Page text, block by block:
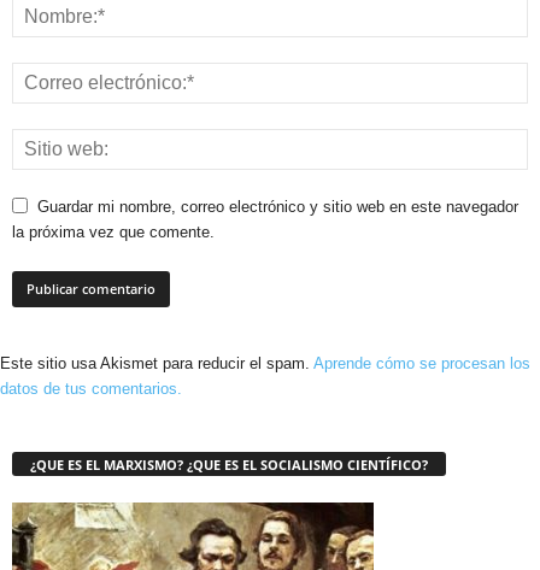
Guardar mi nombre, correo electrónico y sitio web en este navegador
la próxima vez que comente.
Este sitio usa Akismet para reducir el spam. Aprende cómo se procesan los
datos de tus comentarios.
¿QUE ES EL MARXISMO? ¿QUE ES EL SOCIALISMO CIENTÍFICO?